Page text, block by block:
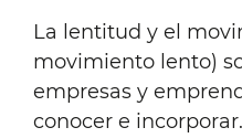
La lentitud y el
movimiento lento)
empresas y
conocer e